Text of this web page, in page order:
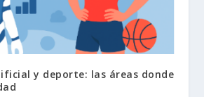
y deporte: las áreas donde